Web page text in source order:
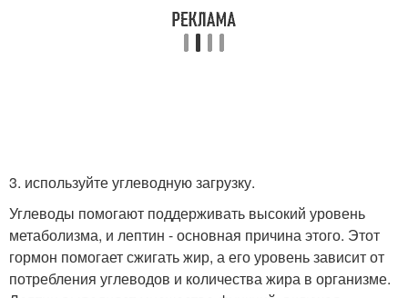
3. используйте углеводную загрузку.
Углеводы помогают поддерживать высокий уровень
метаболизма, и лептин - основная причина этого. Этот
гормон помогает сжигать жир, а его уровень зависит от
потребления углеводов и количества жира в организме.